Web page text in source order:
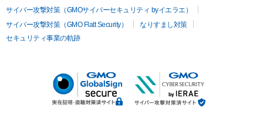
サイバー攻撃対策（GMOサイバーセキュリティ byイエラエ）
サイバー攻撃対策（GMO Flatt Security）
なりすまし対策
セキュリティ事業の軌跡